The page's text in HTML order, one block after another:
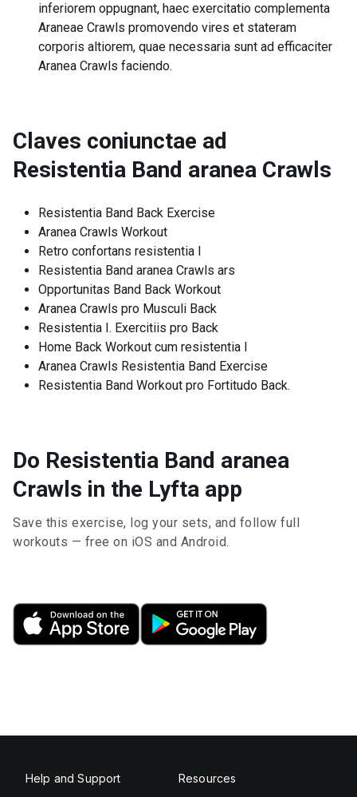
inferiorem oppugnant, haec exercitatio complementa
Araneae Crawls promovendo vires et stateram
corporis altiorem, quae necessaria sunt ad efficaciter
Aranea Crawls faciendo.
Claves coniunctae ad
Resistentia Band aranea Crawls
Resistentia Band Back Exercise
Aranea Crawls Workout
Retro confortans resistentia I
Resistentia Band aranea Crawls ars
Opportunitas Band Back Workout
Aranea Crawls pro Musculi Back
Resistentia I. Exercitiis pro Back
Home Back Workout cum resistentia I
Aranea Crawls Resistentia Band Exercise
Resistentia Band Workout pro Fortitudo Back.
Do Resistentia Band aranea
Crawls in the Lyfta app
Save this exercise, log your sets, and follow full
workouts — free on iOS and Android.
Help and Support Resources